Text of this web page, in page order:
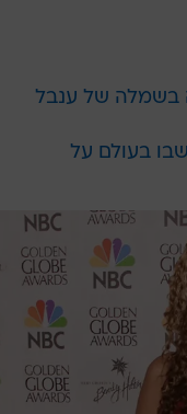
בשמלה של ענבל
בעולם על